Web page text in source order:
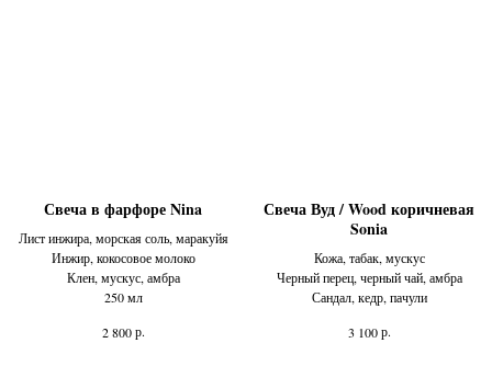
Свеча в фарфоре Nina
Лист инжира, морская соль, маракуйя
Инжир, кокосовое молоко
Клен, мускус, амбра
250 мл
2 800 р.
Свеча Вуд / Wood коричневая
Sonia
Кожа, табак, мускус
Черный перец, черный чай, амбра
Сандал, кедр, пачули
3 100 р.